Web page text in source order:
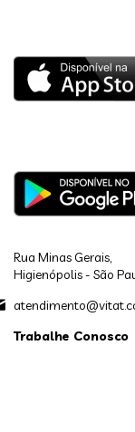
Rua Minas Gerais,
Higienópolis - São
Trabalhe Conosco